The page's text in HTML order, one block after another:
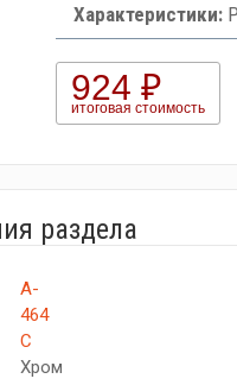
Характеристики:
924 ₽
итоговая стоимость
раздела
A-
464
C
Хром